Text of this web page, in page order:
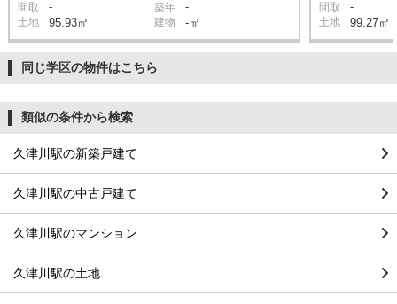
間取 - 築年 -
土地 95.93㎡ 建物 -㎡
間取 -
土地 99.27㎡
同じ学区の物件はこちら
類似の条件から検索
久津川駅の新築戸建て
久津川駅の中古戸建て
久津川駅のマンション
久津川駅の土地